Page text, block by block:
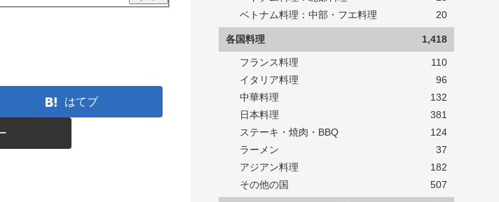
はてブ
ベトナム料理：中部・フエ料理
20
各国料理 1,418
フランス料理
110
イタリア料理
96
中華料理
132
日本料理
381
ステーキ・焼肉・BBQ
124
ラーメン
37
アジアン料理
182
その他の国
507